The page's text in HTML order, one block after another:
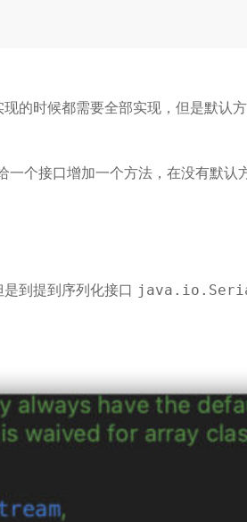
的时候都需要全部实现，但是默
个接口增加一个方法，在没有默
到提到序列化接口